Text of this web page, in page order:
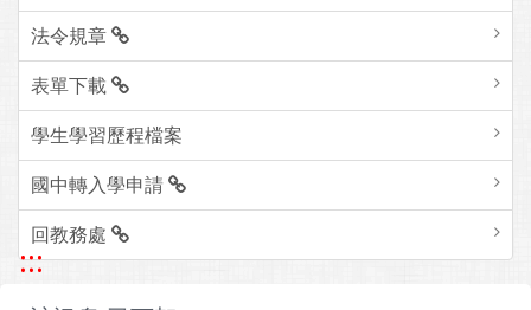
法令規章
表單下載
學生學習歷程檔案
國中轉入學申請
回教務處
:::